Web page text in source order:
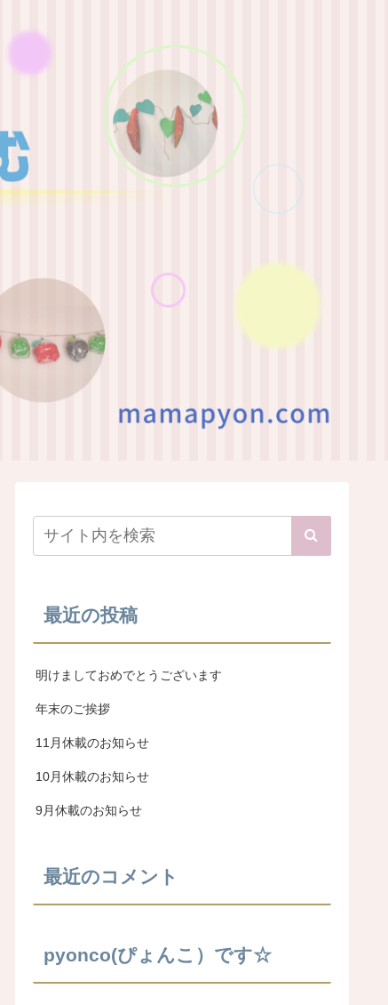
最近の投稿
明けましておめでとうございます
年末のご挨拶
11月休載のお知らせ
10月休載のお知らせ
9月休載のお知らせ
最近のコメント
pyonco(ぴょんこ）です☆